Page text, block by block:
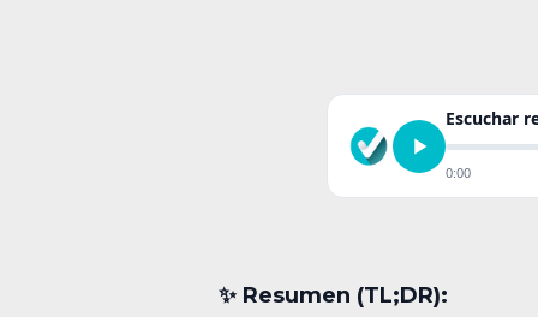
Escuchar
0:00
✨︎ Resumen (TL;DR):